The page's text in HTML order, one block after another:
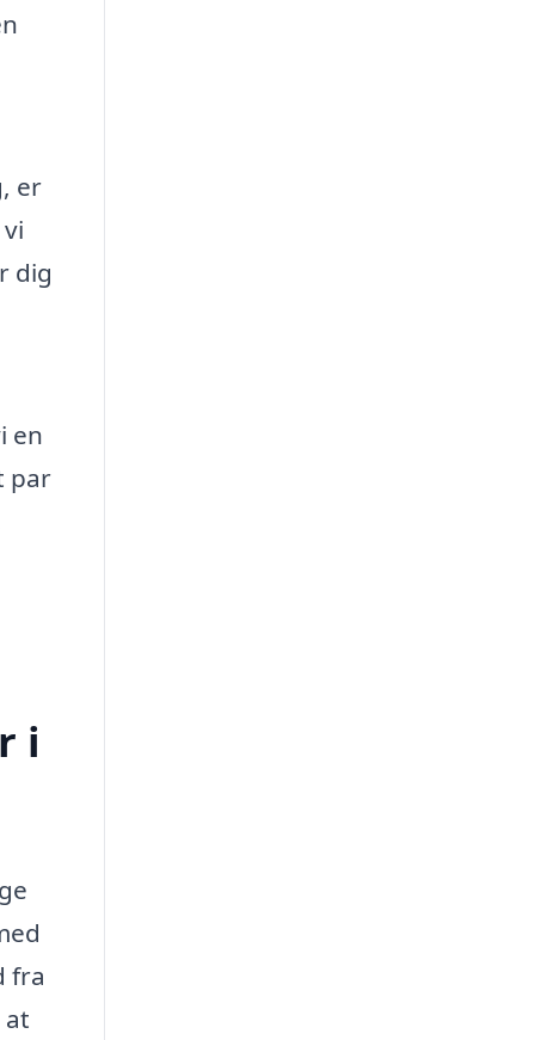
er
dig
en
par
i
fra